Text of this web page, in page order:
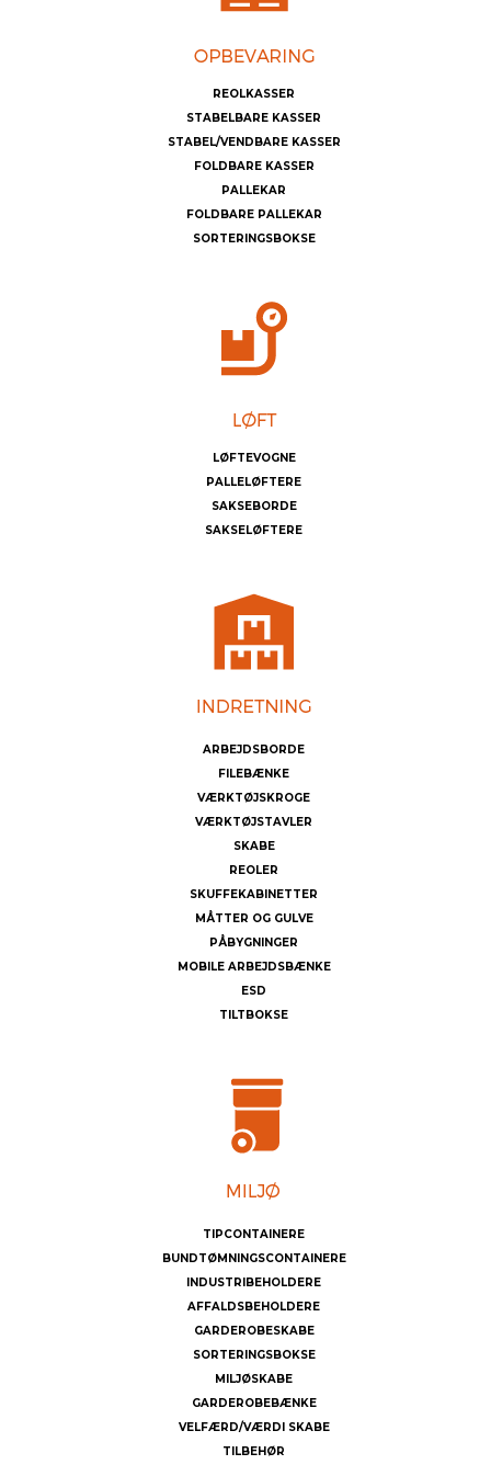
REOLKASSER
STABELBARE KASSER
STABEL/VENDBARE KASSER
FOLDBARE KASSER
PALLEKAR
FOLDBARE PALLEKAR
SORTERINGSBOKSE
LØFTEVOGNE
PALLELØFTERE
SAKSEBORDE
SAKSELØFTERE
ARBEJDSBORDE
FILEBÆNKE
VÆRKTØJSKROGE
VÆRKTØJSTAVLER
SKABE
REOLER
SKUFFEKABINETTER
MÅTTER OG GULVE
PÅBYGNINGER
MOBILE ARBEJDSBÆNKE
ESD
TILTBOKSE
TIPCONTAINERE
BUNDTØMNINGSCONTAINERE
INDUSTRIBEHOLDERE
AFFALDSBEHOLDERE
GARDEROBESKABE
SORTERINGSBOKSE
MILJØSKABE
GARDEROBEBÆNKE
VELFÆRD/VÆRDI SKABE
TILBEHØR